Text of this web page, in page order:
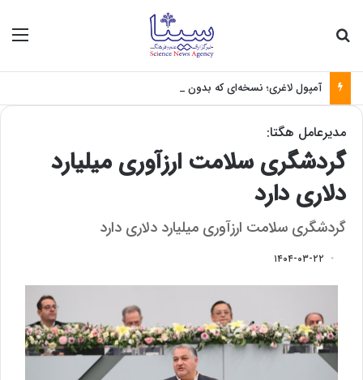
آمپول لاغری؛ نسخه‌ای که بدون تغذیه خطرناک می‌شود
مدیرعامل هگتا:
گردشگری سلامت ارزآوری میلیارد
دلاری دارد
گردشگری سلامت ارزآوری میلیارد دلاری دارد
۱۴۰۴-۰۳-۲۲